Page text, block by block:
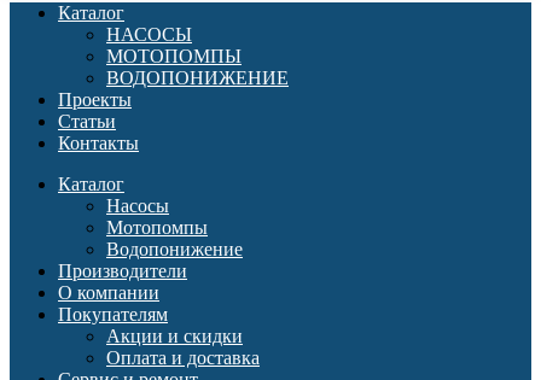
Каталог
НАСОСЫ
МОТОПОМПЫ
ВОДОПОНИЖЕНИЕ
Проекты
Статьи
Контакты
Каталог
Насосы
Мотопомпы
Водопонижение
Производители
О компании
Покупателям
Акции и скидки
Оплата и доставка